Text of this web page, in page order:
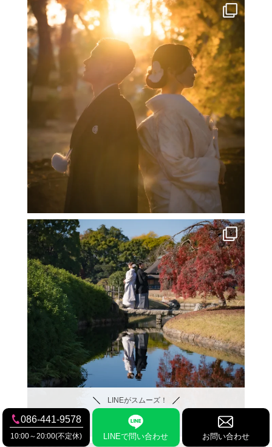
LINEがスムーズ！
086-441-9578
10:00～20:00(不定休) LINEで問い合わせ お問い合わせ